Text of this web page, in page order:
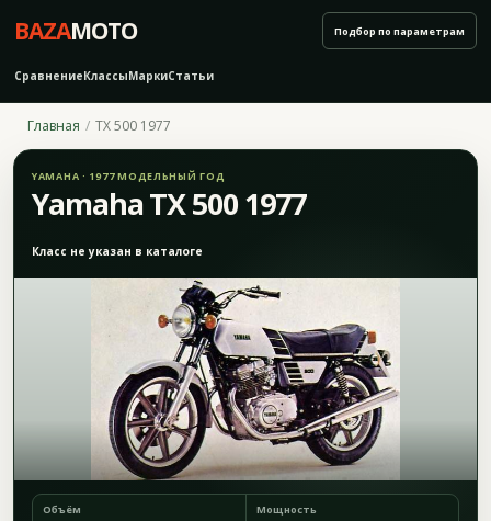
BAZAMOTO
СравнениеКлассыМаркиСтатьи
Подбор по параметрам
Главная TX 500 1977
YAMAHA · 1977 МОДЕЛЬНЫЙ ГОД
Yamaha TX 500 1977
Класс не указан в каталоге
Объём Мощность